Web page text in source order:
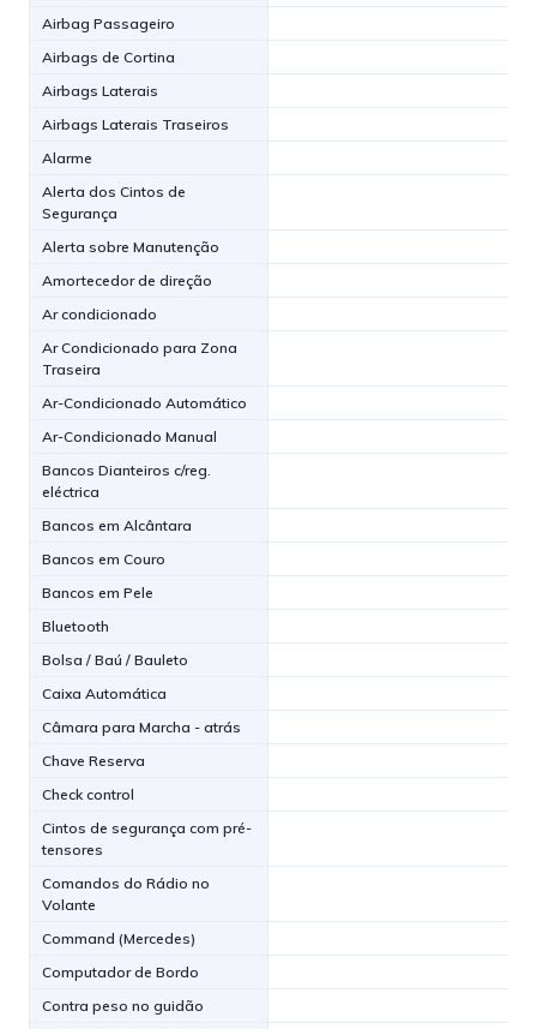
Airbag Passageiro
Airbags de Cortina
Airbags Laterais
Airbags Laterais Traseiros
Alarme
Alerta dos Cintos de
Segurança
Alerta sobre Manutenção
Amortecedor de direção
Ar condicionado
Ar Condicionado para Zona
Traseira
Ar-Condicionado Automático
Ar-Condicionado Manual
Bancos Dianteiros c/reg.
eléctrica
Bancos em Alcântara
Bancos em Couro
Bancos em Pele
Bluetooth
Bolsa / Baú / Bauleto
Caixa Automática
Câmara para Marcha - atrás
Chave Reserva
Check control
Cintos de segurança com pré-
tensores
Comandos do Rádio no
Volante
Command (Mercedes)
Computador de Bordo
Contra peso no guidão